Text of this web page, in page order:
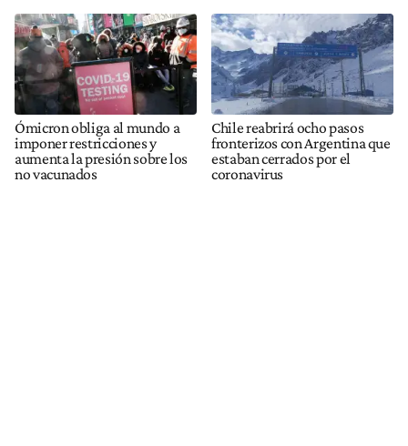
Ómicron obliga al mundo a
imponer restricciones y
aumenta la presión sobre los
no vacunados
Chile reabrirá ocho pasos
fronterizos con Argentina que
estaban cerrados por el
coronavirus